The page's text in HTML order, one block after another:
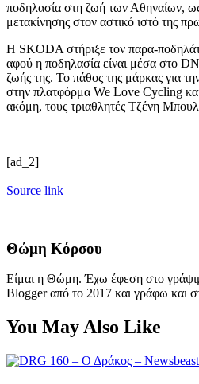
ποδηλασία στη ζωή των Αθηναίων,
μετακίνησης στον αστικό ιστό της
Η SKODA στήριξε τον παρα-
αφού η ποδηλασία είναι μέσα στο
ζωής της. Το πάθος της μάρκας για
στην πλατφόρμα We Love Cycling και
ακόμη, τους τριαθλητές Τζένη
[ad_2]
Source link
Θώμη Κόρσου
Είμαι η Θώμη. Έχω έφεση στο
Blogger από το 2017 και γράφω και
You May Also Like